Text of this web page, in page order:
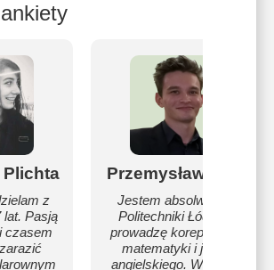
Plichta
z
lat. Pasją
czasem
Przemysław Chęć
Jestem absolwentem
Politechniki Łódzkiej i
prowadzę korepetycje z
matematyki i języka
angielskiego. Wiem, jak